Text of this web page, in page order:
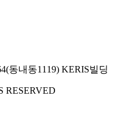
동내동1119) KERIS빌딩
RESERVED